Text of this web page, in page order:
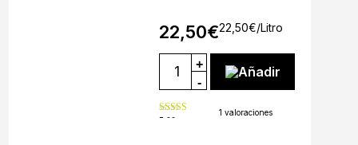
22,50€22,50€/Litro
+
-
Añadir
5.00
1 valoraciones